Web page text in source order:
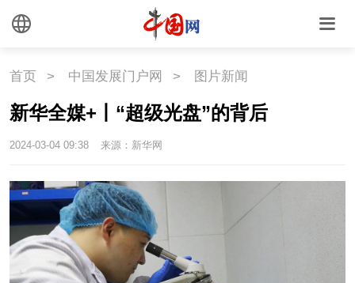
中国关键词
时尚
悦读 民藏 中医
中国瓷
国情
首页 > 中国发展门户网 > 图片新闻
新华全媒+丨“超级光盘”的背后
2024-03-04 09:38 来源：新华网